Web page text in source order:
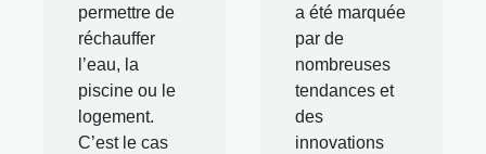
permettre de
réchauffer
l’eau, la
piscine ou le
logement.
C’est le cas
a été marquée
par de
nombreuses
tendances et
des
innovations